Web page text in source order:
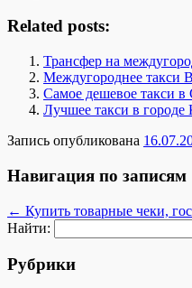
Related posts:
Трансфер на
Междугороднее такси
Самое дешевое такси в
Лучшее такси в городе
Запись опубликована
Навигация по записям
← Купить товарные чеки,
Найти:
Рубрики